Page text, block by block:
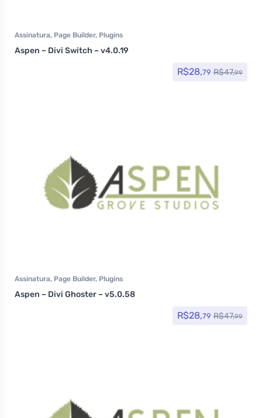
Assinatura, Page Builder, Plugins
Aspen – Divi Switch – v4.0.19
R$28,79 R$47,99
Assinatura, Page Builder, Plugins
Aspen – Divi Ghoster – v5.0.58
R$28,79 R$47,99